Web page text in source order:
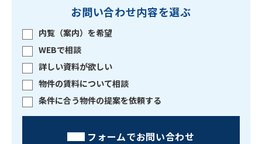
お問い合わせ内容を選ぶ
内覧（案内）を希望
WEBで相談
詳しい資料が欲しい
物件の賃料について相談
条件に合う物件の提案を依頼する
フォームでお問い合わせ